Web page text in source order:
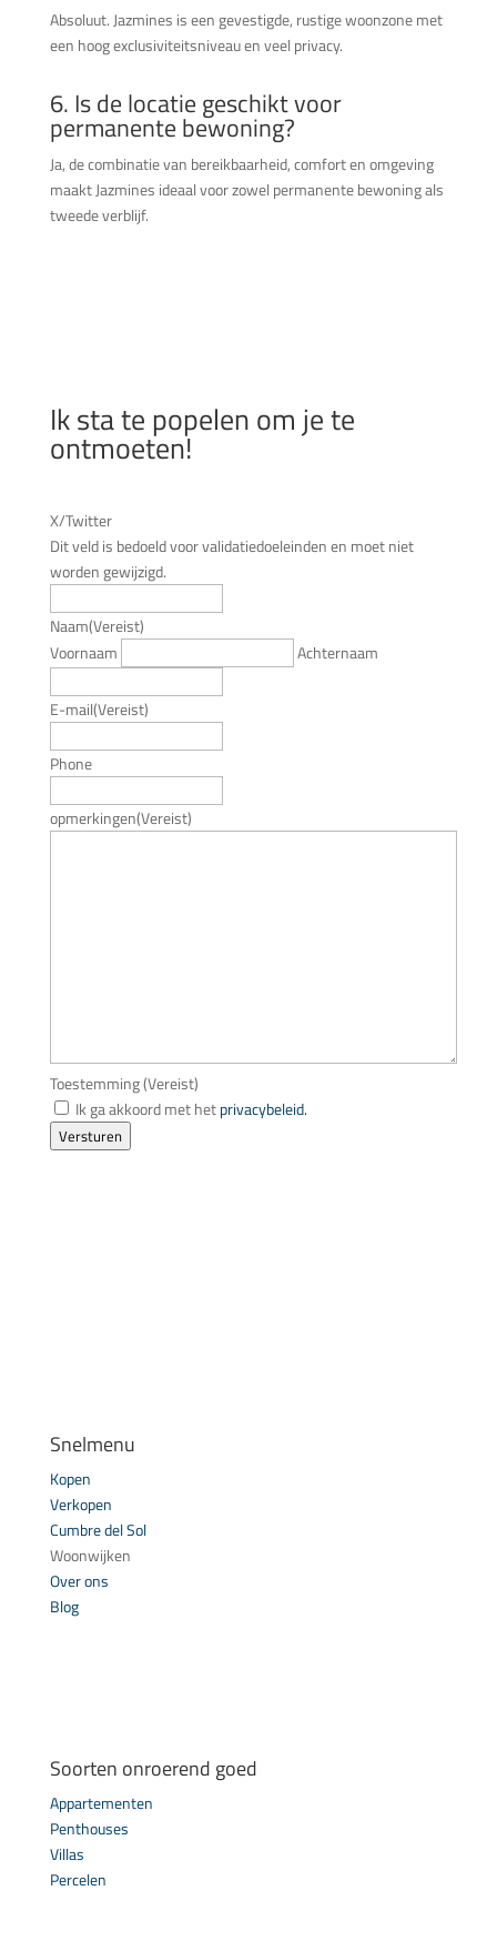
Absoluut. Jazmines is een gevestigde, rustige woonzone met
een hoog exclusiviteitsniveau en veel privacy.
6. Is de locatie geschikt voor
permanente bewoning?
Ja, de combinatie van bereikbaarheid, comfort en omgeving
maakt Jazmines ideaal voor zowel permanente bewoning als
tweede verblijf.
Ik sta te popelen om je te
ontmoeten!
X/Twitter
Dit veld is bedoeld voor validatiedoeleinden en moet niet
worden gewijzigd.
Naam(Vereist)
Voornaam
Achternaam
E-mail(Vereist)
Phone
opmerkingen(Vereist)
Toestemming(Vereist)
Ik ga akkoord met hetprivacybeleid.
Versturen
Snelmenu
Kopen
Verkopen
Cumbre del Sol
Woonwijken
Over ons
Blog
Soorten onroerend goed
Appartementen
Penthouses
Villas
Percelen